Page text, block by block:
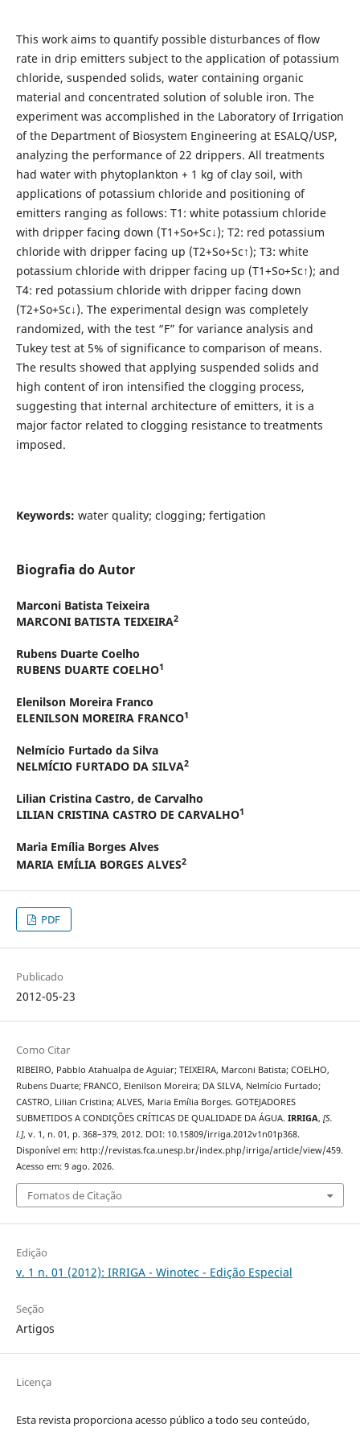
This work aims to quantify possible disturbances of flow
rate in drip emitters subject to the application of potassium
chloride, suspended solids, water containing organic
material and concentrated solution of soluble iron. The
experiment was accomplished in the Laboratory of Irrigation
of the Department of Biosystem Engineering at ESALQ/USP,
analyzing the performance of 22 drippers. All treatments
had water with phytoplankton + 1 kg of clay soil, with
applications of potassium chloride and positioning of
emitters ranging as follows: T1: white potassium chloride
with dripper facing down (T1+So+Sc↓); T2: red potassium
chloride with dripper facing up (T2+So+Sc↑); T3: white
potassium chloride with dripper facing up (T1+So+Sc↑); and
T4: red potassium chloride with dripper facing down
(T2+So+Sc↓). The experimental design was completely
randomized, with the test “F” for variance analysis and
Tukey test at 5% of significance to comparison of means.
The results showed that applying suspended solids and
high content of iron intensified the clogging process,
suggesting that internal architecture of emitters, it is a
major factor related to clogging resistance to treatments
imposed.
Keywords: water quality; clogging; fertigation
Biografia do Autor
Marconi Batista Teixeira
MARCONI BATISTA TEIXEIRA2
Rubens Duarte Coelho
RUBENS DUARTE COELHO1
Elenilson Moreira Franco
ELENILSON MOREIRA FRANCO1
Nelmício Furtado da Silva
NELMÍCIO FURTADO DA SILVA2
Lilian Cristina Castro, de Carvalho
LILIAN CRISTINA CASTRO DE CARVALHO1
Maria Emília Borges Alves
MARIA EMÍLIA BORGES ALVES2
PDF
Publicado
2012-05-23
Como Citar
RIBEIRO, Pabblo Atahualpa de Aguiar; TEIXEIRA, Marconi Batista; COELHO,
Rubens Duarte; FRANCO, Elenilson Moreira; DA SILVA, Nelmício Furtado;
CASTRO, Lilian Cristina; ALVES, Maria Emília Borges. GOTEJADORES
SUBMETIDOS A CONDIÇÕES CRÍTICAS DE QUALIDADE DA ÁGUA. IRRIGA, [S.
l.], v. 1, n. 01, p. 368–379, 2012. DOI: 10.15809/irriga.2012v1n01p368.
Disponível em: http://revistas.fca.unesp.br/index.php/irriga/article/view/459.
Acesso em: 9 ago. 2026.
Fomatos de Citação
Edição
v. 1 n. 01 (2012): IRRIGA - Winotec - Edição Especial
Seção
Artigos
Licença
Esta revista proporciona acesso público a todo seu conteúdo,